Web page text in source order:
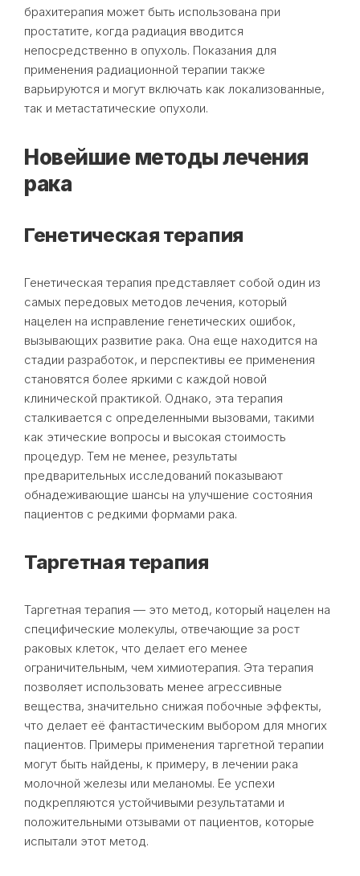
брахитерапия может быть использована при
простатите, когда радиация вводится
непосредственно в опухоль. Показания для
применения радиационной терапии также
варьируются и могут включать как локализованные,
так и метастатические опухоли.
Новейшие методы лечения
рака
Генетическая терапия
Генетическая терапия представляет собой один из
самых передовых методов лечения, который
нацелен на исправление генетических ошибок,
вызывающих развитие рака. Она еще находится на
стадии разработок, и перспективы ее применения
становятся более яркими с каждой новой
клинической практикой. Однако, эта терапия
сталкивается с определенными вызовами, такими
как этические вопросы и высокая стоимость
процедур. Тем не менее, результаты
предварительных исследований показывают
обнадеживающие шансы на улучшение состояния
пациентов с редкими формами рака.
Таргетная терапия
Таргетная терапия — это метод, который нацелен на
специфические молекулы, отвечающие за рост
раковых клеток, что делает его менее
ограничительным, чем химиотерапия. Эта терапия
позволяет использовать менее агрессивные
вещества, значительно снижая побочные эффекты,
что делает её фантастическим выбором для многих
пациентов. Примеры применения таргетной терапии
могут быть найдены, к примеру, в лечении рака
молочной железы или меланомы. Ее успехи
подкрепляются устойчивыми результатами и
положительными отзывами от пациентов, которые
испытали этот метод.